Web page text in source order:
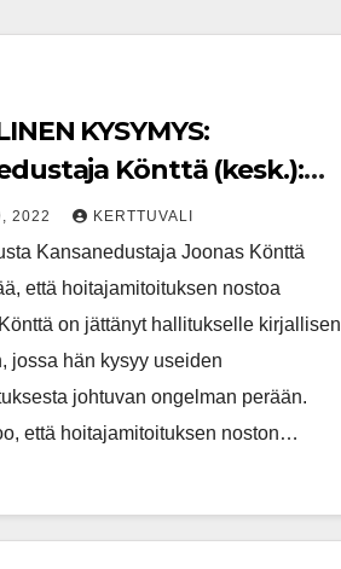
KYSYMYS:
Könttä (kesk.):
nostoa syytä
2022 KERTTUVALI
Kansanedustaja Joonas Könttä
että hoitajamitoituksen nostoa
on jättänyt hallitukselle kirjallisen
jossa hän kysyy useiden
johtuvan ongelman perään.
että hoitajamitoituksen noston…